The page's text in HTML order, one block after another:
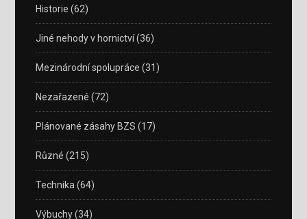
Historie (62)
Jiné nehody v hornictví(36)
Mezinárodní spolupráce (31)
Nezařazené (72)
Plánované zásahy BZS (17)
Různé (215)
Technika (64)
Výbuchy(34)